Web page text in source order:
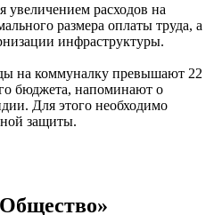
расходов на
размера оплаты труда, а
инфраструктуры.
на коммуналку превышают 22
бюджета, напоминают о
Для этого необходимо
защиты.